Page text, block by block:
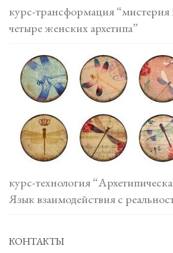
курс-трансформация “мистерия
четыре женских архетипа”
курс-технология
Язык взаимодействия с
КОНТАКТЫ